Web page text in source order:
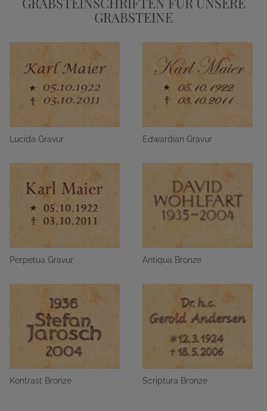
GRABSTEINE
Lucida Gravur Edwardian Gravur
Perpetua Gravur Antiqua Bronze
Kontrast Bronze Scriptura Bronze